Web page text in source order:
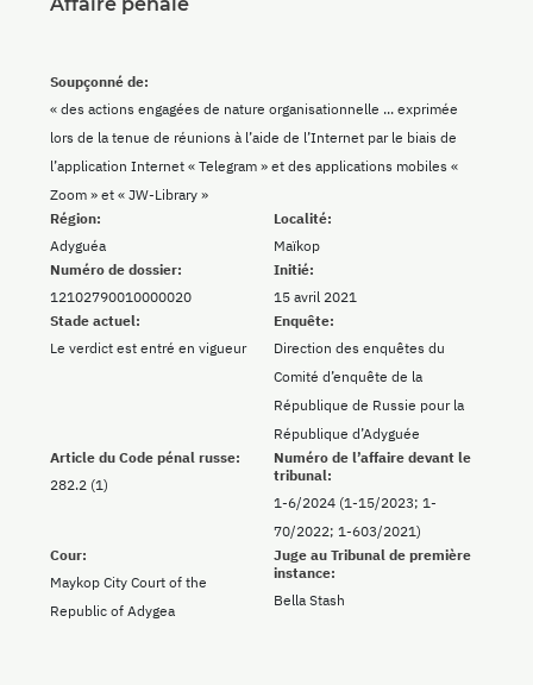
Région:
Adyguéa
Localité:
Maïkop
Soupçonné de:
« des actions engagées de nature organisationnelle ... exprimée
lors de la tenue de réunions à l’aide de l’Internet par le biais de
l’application Internet « Telegram » et des applications mobiles «
Zoom » et « JW-Library »
Numéro de dossier:
12102790010000020
Initié:
15 avril 2021
Stade actuel:
Le verdict est entré en vigueur
Enquête:
Direction des enquêtes du
Comité d’enquête de la
République de Russie pour la
République d’Adyguée
Article du Code pénal russe:
282.2 (1)
Numéro de l’affaire devant le
tribunal:
1-6/2024 (1-15/2023; 1-
70/2022; 1-603/2021)
Cour:
Maykop City Court of the
Republic of Adygea
Juge au Tribunal de première
instance:
Bella Stash